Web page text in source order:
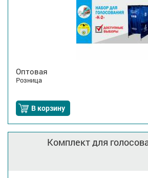
Оптовая
Розница
В корзину
Комплект для